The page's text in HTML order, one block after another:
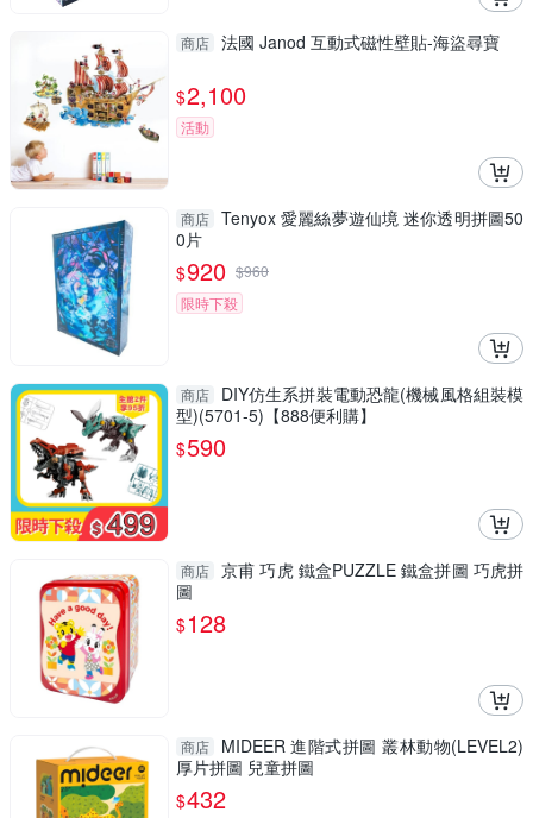
商店 法國 Janod 互動式磁性壁貼-海盜尋寶
$2,100
活動
商店 Tenyox 愛麗絲夢遊仙境 迷你透明拼圖50
0片
$920 $960
限時下殺
商店
DIY仿生系拼裝電動恐龍(機械風格組裝模
型)(5701-5)【888便利購】
$590
商店 京甫 巧虎 鐵盒PUZZLE 鐵盒拼圖 巧虎拼
圖
$128
商店
MIDEER 進階式拼圖 叢林動物(LEVEL2)
厚片拼圖 兒童拼圖
$432